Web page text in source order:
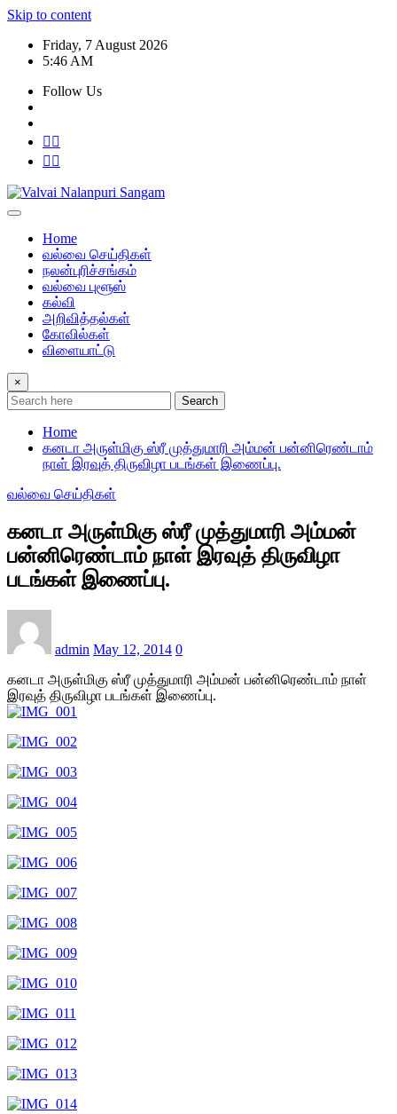
Skip to content
Friday, 7 August 2026
5:46 AM
Follow Us
Home
வல்வை செய்திகள்
நலன்புரிச்சங்கம்
வல்வை புளூஸ்
கல்வி
அறிவித்தல்கள்
கோவில்கள்
விளையாட்டு
×
Search
Home
கனடா அருள்மிகு ஸ்ரீ முத்துமாரி அம்மன் பன்னிரெண்டாம்
நாள் இரவுத் திருவிழா படங்கள் இணைப்பு.
வல்வை செய்திகள்
கனடா அருள்மிகு ஸ்ரீ முத்துமாரி அம்மன்
பன்னிரெண்டாம் நாள் இரவுத் திருவிழா
படங்கள் இணைப்பு.
admin May 12, 2014 0
கனடா அருள்மிகு ஸ்ரீ முத்துமாரி அம்மன் பன்னிரெண்டாம் நாள்
இரவுத் திருவிழா படங்கள் இணைப்பு.